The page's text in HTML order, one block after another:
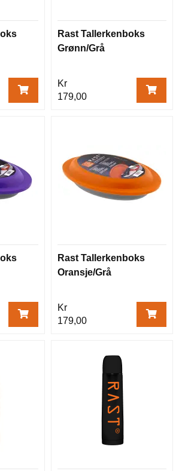
Rast Tallerkenboks
Grønn/Grå
Kr
179,00
Rast Tallerkenboks
Oransje/Grå
Kr
179,00